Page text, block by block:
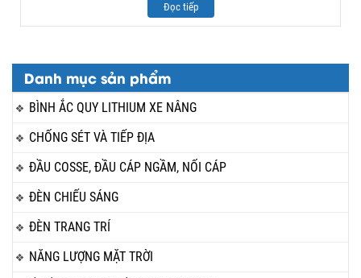
Danh mục sản phẩm
BÌNH ẮC QUY LITHIUM XE NÂNG
CHỐNG SÉT VÀ TIẾP ĐỊA
ĐẦU COSSE, ĐẦU CÁP NGẦM, NỐI CÁP
ĐÈN CHIẾU SÁNG
ĐÈN TRANG TRÍ
NĂNG LƯỢNG MẶT TRỜI
Đọc tiếp